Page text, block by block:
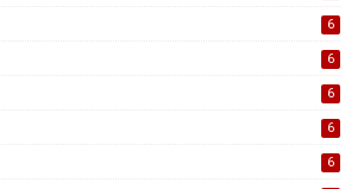
6
6
6
6
6